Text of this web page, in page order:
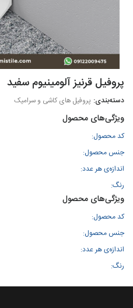
پروفیل قرنیز آلومینیوم سفید
پروفیل های کاشی و سرامیک
ویژگی‌های محصول
کد محصول:
جنس محصول:
اندازه‌ی هر عدد:
رنگ:
ویژگی‌های محصول
کد محصول:
جنس محصول:
اندازه‌ی هر عدد:
رنگ: